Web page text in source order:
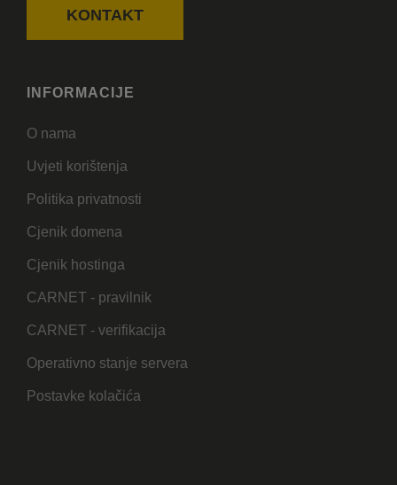
KONTAKT
INFORMACIJE
O nama
Uvjeti korištenja
Politika privatnosti
Cjenik domena
Cjenik hostinga
CARNET - pravilnik
CARNET - verifikacija
Operativno stanje servera
Postavke kolačića